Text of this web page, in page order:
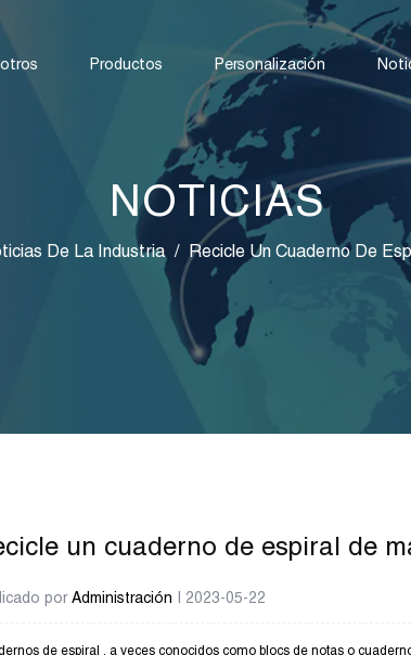
Productos Personalización
NOTICIAS
De La Industria / Recicle Un Cuaderno De
un cuaderno de espiral de
porAdministración | 2023-05-22
de espiral , a veces conocidos como blocs de notas o